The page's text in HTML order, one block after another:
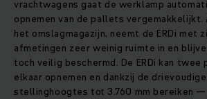
vrachtwagens gaat de werklamp
opnemen van de pallets vergemakkelijkt.
het omslagmagazijn, neemt de ERDi met
afmetingen zeer weinig ruimte in en
toch veilig beschermd. De ERDi kan twee
elkaar opnemen en dankzij de
stellinghoogtes tot 3.760 mm bereiken